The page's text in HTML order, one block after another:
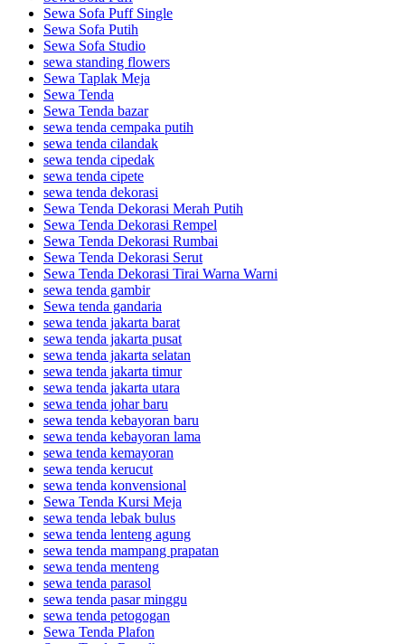
Sewa Sofa Puff Single
Sewa Sofa Putih
Sewa Sofa Studio
sewa standing flowers
Sewa Taplak Meja
Sewa Tenda
Sewa Tenda bazar
sewa tenda cempaka putih
sewa tenda cilandak
sewa tenda cipedak
sewa tenda cipete
sewa tenda dekorasi
Sewa Tenda Dekorasi Merah Putih
Sewa Tenda Dekorasi Rempel
Sewa Tenda Dekorasi Rumbai
Sewa Tenda Dekorasi Serut
Sewa Tenda Dekorasi Tirai Warna Warni
sewa tenda gambir
Sewa tenda gandaria
sewa tenda jakarta barat
sewa tenda jakarta pusat
sewa tenda jakarta selatan
sewa tenda jakarta timur
sewa tenda jakarta utara
sewa tenda johar baru
sewa tenda kebayoran baru
sewa tenda kebayoran lama
sewa tenda kemayoran
sewa tenda kerucut
sewa tenda konvensional
Sewa Tenda Kursi Meja
sewa tenda lebak bulus
sewa tenda lenteng agung
sewa tenda mampang prapatan
sewa tenda menteng
sewa tenda parasol
sewa tenda pasar minggu
sewa tenda petogogan
Sewa Tenda Plafon